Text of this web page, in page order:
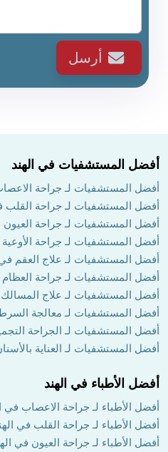
أرسل
أفضل المستشفيات في الهند
أفضل المستشفيات لـ جراحة
أفضل المستشفيات لـ جراحة القلب
أفضل المستشفيات لـ جراحة العيون
أفضل المستشفيات لـ جراحة الأوعية
أفضل المستشفيات لـ علاج العقم في
أفضل المستشفيات لـ جراحة العظام
أفضل المستشفيات لـ علاج المسالك
أفضل المستشفيات لـ معالجة
أفضل المستشفيات لـ الجراحة
أفضل المستشفيات لـ العناية
أفضل الأطباء في الهند
أفضل الأطباء لـ جراحة الاعصاب في
أفضل الأطباء لـ جراحة القلب في
أفضل الأطباء لـ جراحة العيون في